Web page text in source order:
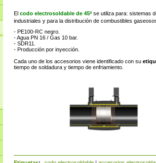
El codo electrosoldable de 45ºse utiliza para: sistemas
industriales y para la distribución de combustibles
- PE100-RC negro.
- Agua PN 16 / Gas 10 bar.
- SDR11.
- Producción por inyección.
Cada uno de los accesorios viene identificado con su
tiempo de soldadura y tiempo de enfriamiento.